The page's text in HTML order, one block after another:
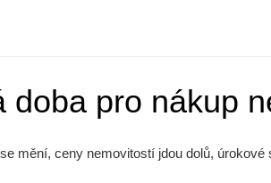
doba pro nákup
mění, ceny nemovitostí jdou dolů,